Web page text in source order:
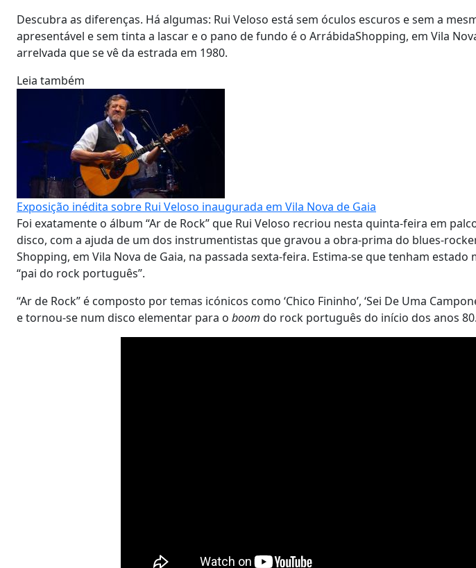
Descubra as diferenças. Há algumas: Rui Veloso está sem óculos escuros e sem a
apresentável e sem tinta a lascar e o pano de fundo é o ArrábidaShopping, em Vila
arrelvada que se vê da estrada em 1980.
Leia também
Exposição inédita sobre Rui Veloso inaugurada em Vila Nova de Gaia
Foi exatamente o álbum “Ar de Rock” que Rui Veloso recriou nesta quinta-feira em
disco, com a ajuda de um dos instrumentistas que gravou a obra-prima do blues-
Shopping, em Vila Nova de Gaia, na passada sexta-feira. Estima-se que tenham estado
“pai do rock português”.
“Ar de Rock” é composto por temas icónicos como ‘Chico Fininho’, ‘Sei De Uma
e tornou-se num disco elementar para o boom do rock português do início dos anos 80.